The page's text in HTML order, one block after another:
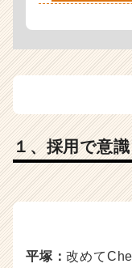
１、採用で意
平塚：改めて